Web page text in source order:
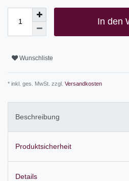
In den
Wunschliste
* inkl. ges. MwSt. zzgl. Versandkosten
Beschreibung
Produktsicherheit
Details